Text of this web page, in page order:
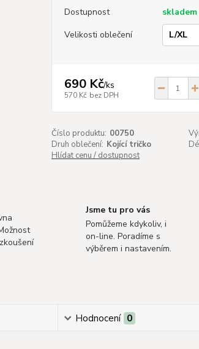
Dostupnost
skladem
Velikosti oblečení
690 Kč/ks
570 Kč bez DPH
Číslo produktu: 00750
Druh oblečení: Kojící tričko
Hlídat cenu / dostupnost
Jsme tu pro vás
Pomůžeme kdykoliv, i
on-line. Poradíme s
výběrem i nastavením.
Hodnocení 0